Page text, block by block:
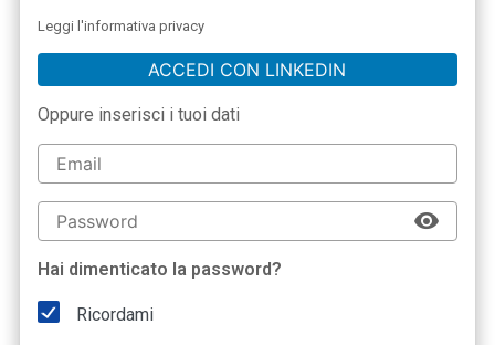
Leggi l'informativa privacy
ACCEDI CON LINKEDIN
Oppure inserisci i tuoi dati
Hai dimenticato la password?
Ricordami